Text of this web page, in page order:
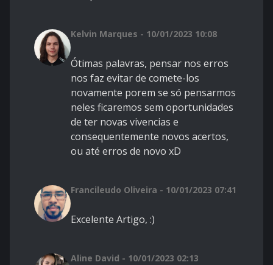
Kelvin Marques - 10/01/2023 10:08
Ótimas palavras, pensar nos erros
nos faz evitar de comete-los
novamente porem se só pensarmos
neles ficaremos sem oportunidades
de ter novas vivencias e
consequentemente novos acertos,
ou até erros de novo xD
Francileudo Oliveira - 10/01/2023 07:41
Excelente Artigo, :)
Aline David - 10/01/2023 02:13